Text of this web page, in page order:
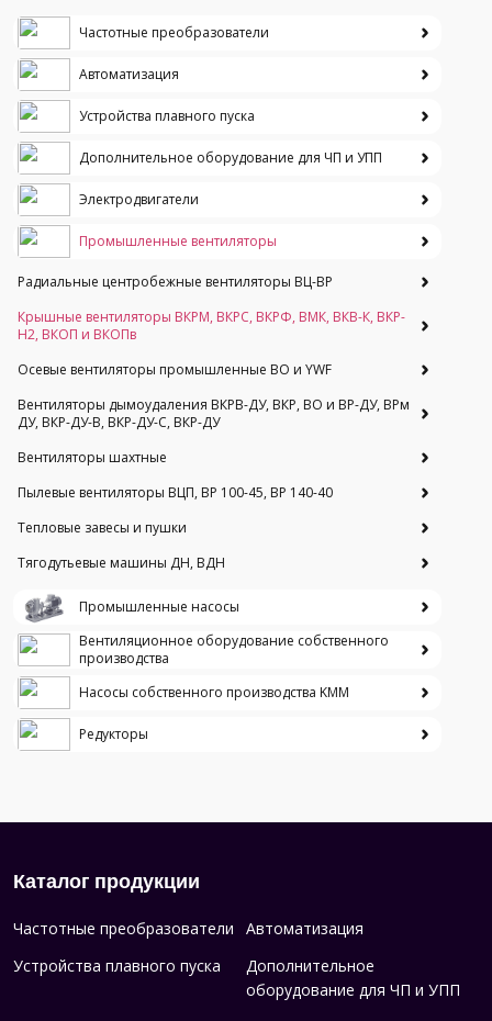
Частотные преобразователи
Автоматизация
Устройства плавного пуска
Дополнительное оборудование для ЧП и УПП
Электродвигатели
Промышленные вентиляторы
Радиальные центробежные вентиляторы ВЦ-ВР
Крышные вентиляторы ВКРМ, ВКРС, ВКРФ, ВМК, ВКВ-К, ВКР-
Н2, ВКОП и ВКОПв
Осевые вентиляторы промышленные ВО и YWF
Вентиляторы дымоудаления ВКРВ-ДУ, ВКР, ВО и ВР-ДУ, ВРм
ДУ, ВКР-ДУ-В, ВКР-ДУ-С, ВКР-ДУ
Вентиляторы шахтные
Пылевые вентиляторы ВЦП, ВР 100-45, ВР 140-40
Тепловые завесы и пушки
Тягодутьевые машины ДН, ВДН
Промышленные насосы
Вентиляционное оборудование собственного
производства
Насосы собственного производства KMM
Редукторы
Каталог продукции
Частотные преобразователи
Автоматизация
Устройства плавного пуска
Дополнительное
оборудование для ЧП и УПП